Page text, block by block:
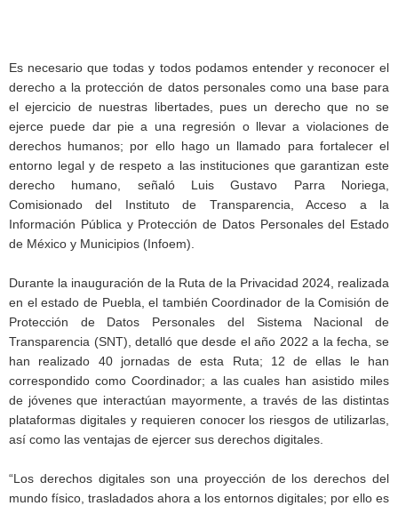
Es necesario que todas y todos podamos entender y reconocer el
derecho a la protección de datos personales como una base para
el ejercicio de nuestras libertades, pues un derecho que no se
ejerce puede dar pie a una regresión o llevar a violaciones de
derechos humanos; por ello hago un llamado para fortalecer el
entorno legal y de respeto a las instituciones que garantizan este
derecho humano, señaló Luis Gustavo Parra Noriega,
Comisionado del Instituto de Transparencia, Acceso a la
Información Pública y Protección de Datos Personales del Estado
de México y Municipios (Infoem).
Durante la inauguración de la Ruta de la Privacidad 2024, realizada
en el estado de Puebla, el también Coordinador de la Comisión de
Protección de Datos Personales del Sistema Nacional de
Transparencia (SNT), detalló que desde el año 2022 a la fecha, se
han realizado 40 jornadas de esta Ruta; 12 de ellas le han
correspondido como Coordinador; a las cuales han asistido miles
de jóvenes que interactúan mayormente, a través de las distintas
plataformas digitales y requieren conocer los riesgos de utilizarlas,
así como las ventajas de ejercer sus derechos digitales.
“Los derechos digitales son una proyección de los derechos del
mundo físico, trasladados ahora a los entornos digitales; por ello es